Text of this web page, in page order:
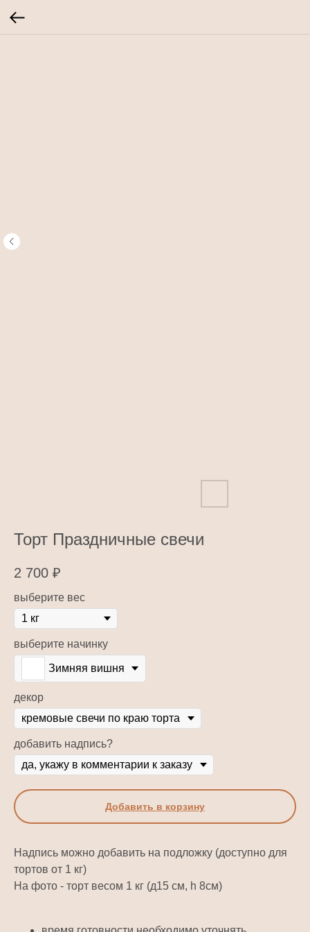
Торт Праздничные свечи
2 700 ₽
выберите вес
выберите начинку
Зимняя вишня
декор
добавить надпись?
Добавить в корзину
Надпись можно добавить на подложку (доступно для
тортов от 1 кг)
На фото - торт весом 1 кг (д15 см, h 8см)